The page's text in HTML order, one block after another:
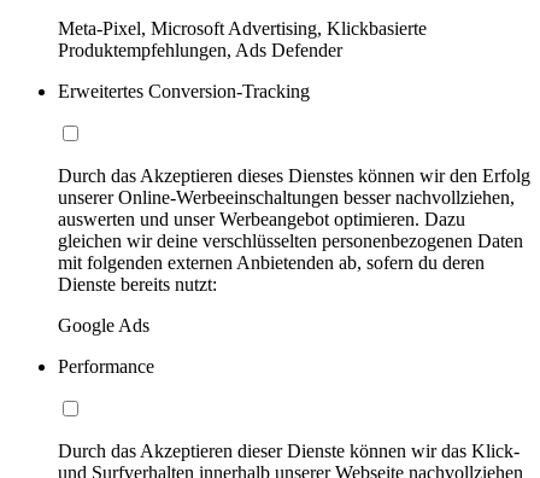
Meta-Pixel, Microsoft Advertising, Klickbasierte
Produktempfehlungen, Ads Defender
Erweitertes Conversion-Tracking
Durch das Akzeptieren dieses Dienstes können wir den Erfolg
unserer Online-Werbeeinschaltungen besser nachvollziehen,
auswerten und unser Werbeangebot optimieren. Dazu
gleichen wir deine verschlüsselten personenbezogenen Daten
mit folgenden externen Anbietenden ab, sofern du deren
Dienste bereits nutzt:
Google Ads
Performance
Durch das Akzeptieren dieser Dienste können wir das Klick-
und Surfverhalten innerhalb unserer Webseite nachvollziehen